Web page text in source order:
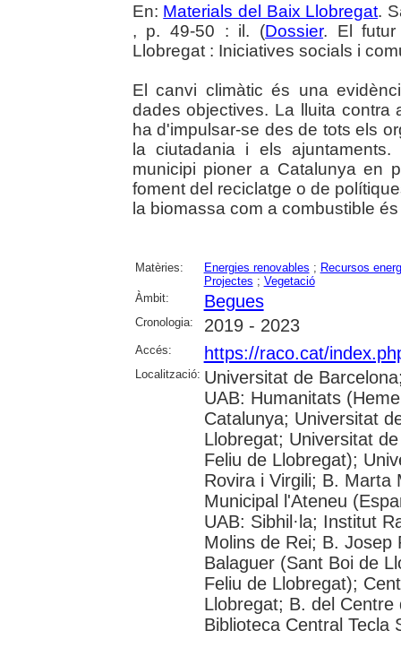
En: Materials del Baix Llobregat.
, p. 49-50 : il. (Dossier. El futur
Llobregat : Iniciatives socials i
El canvi climàtic és una
dades objectives. La lluita contra
ha d'impulsar-se des de tots els
la ciutadania i els
municipi pioner a Catalunya en
foment del reciclatge o de
la biomassa com a combustible
Matèries: Energies renovables ; Recursos
Projectes ; Vegetació
Àmbit:
Begues
Cronologia: 2019 - 2023
Accés: https://raco.cat/
Localització: Universitat de
UAB: Humanitats
Catalunya; Universitat
Llobregat; Universitat
Feliu de Llobregat);
Rovira i Virgili; B. Marta
Municipal l'Ateneu
UAB: Sibhil·la; Institut
Molins de Rei; B. Josep
Balaguer (Sant Boi de
Feliu de Llobregat);
Llobregat; B. del
Biblioteca Central Tecla